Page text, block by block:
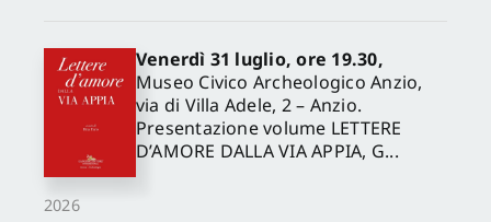
2026
Venerdì 31 luglio, ore 19.30,
Museo Civico Archeologico Anzio,
via di Villa Adele, 2 – Anzio.
Presentazione volume LETTERE
D’AMORE DALLA VIA APPIA, G...